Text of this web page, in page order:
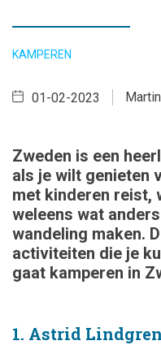
KAMPEREN
01-02-2023
Zweden is een
als je wilt genieten
met kinderen reist,
weleens wat
wandeling maken.
activiteiten die je
gaat kamperen in
1. Astrid